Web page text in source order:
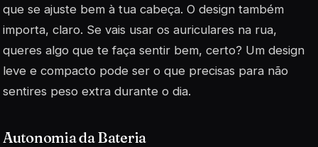
que se ajuste bem à tua cabeça. O design também
importa, claro. Se vais usar os auriculares na rua,
queres algo que te faça sentir bem, certo? Um design
leve e compacto pode ser o que precisas para não
sentires peso extra durante o dia.
Autonomia da Bateria